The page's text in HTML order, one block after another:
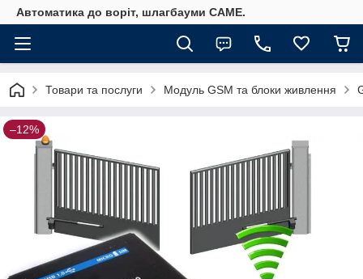
Автоматика до воріт, шлагбауми CAME.
Товари та послуги Модуль GSM та блоки живлення
–12%